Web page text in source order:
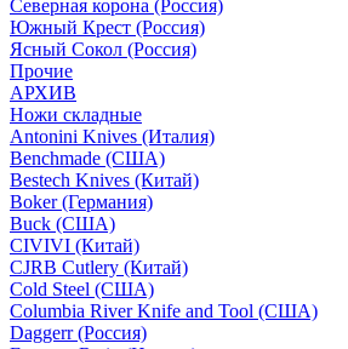
Северная корона (Россия)
Южный Крест (Россия)
Ясный Сокол (Россия)
Прочие
АРХИВ
Ножи складные
Antonini Knives (Италия)
Benchmade (США)
Bestech Knives (Китай)
Boker (Германия)
Buck (США)
CIVIVI (Китай)
CJRB Cutlery (Китай)
Cold Steel (США)
Columbia River Knife and Tool (США)
Daggerr (Россия)